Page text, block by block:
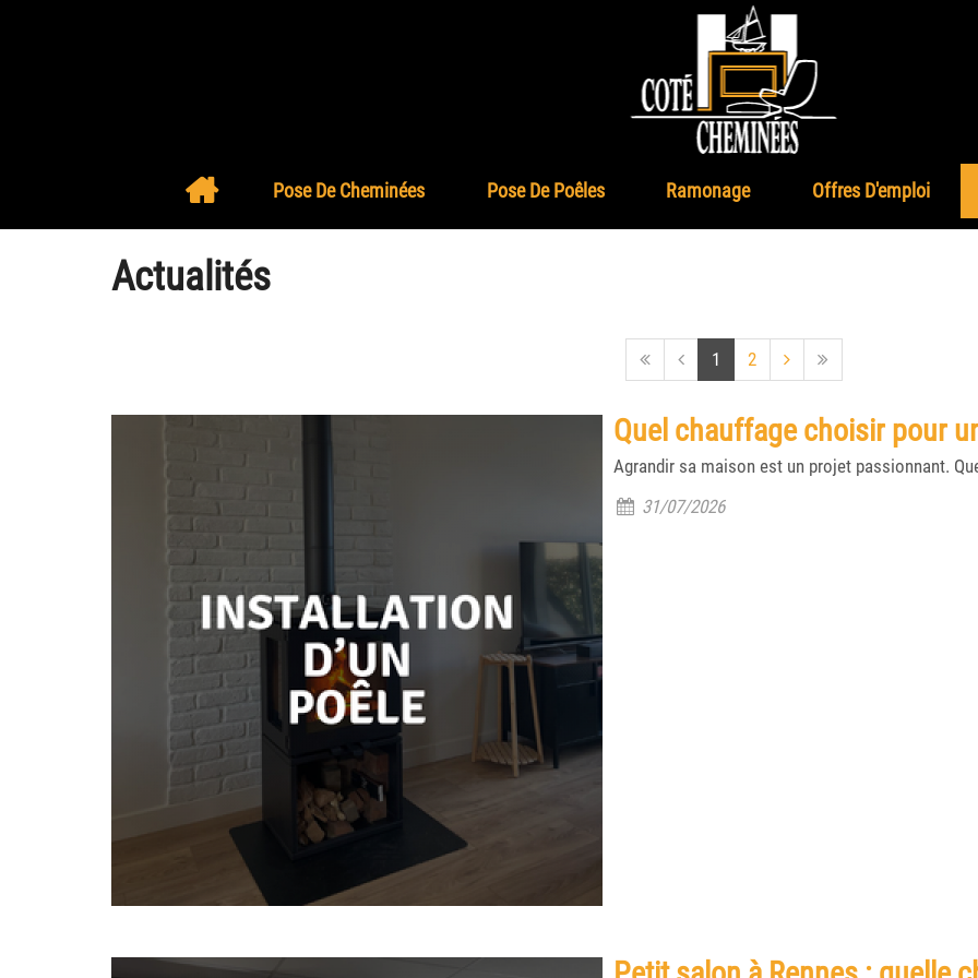
Pose De Cheminées Pose De Poêles Ramonage Offres D'emploi
Actualités
Première
page
Page
précédente
1 Page
active
2Page
numéro
Page
suivante
Dernière
page
Quel chauffage choisir pour
Agrandir sa maison est un projet passionnant.
31/07/2026